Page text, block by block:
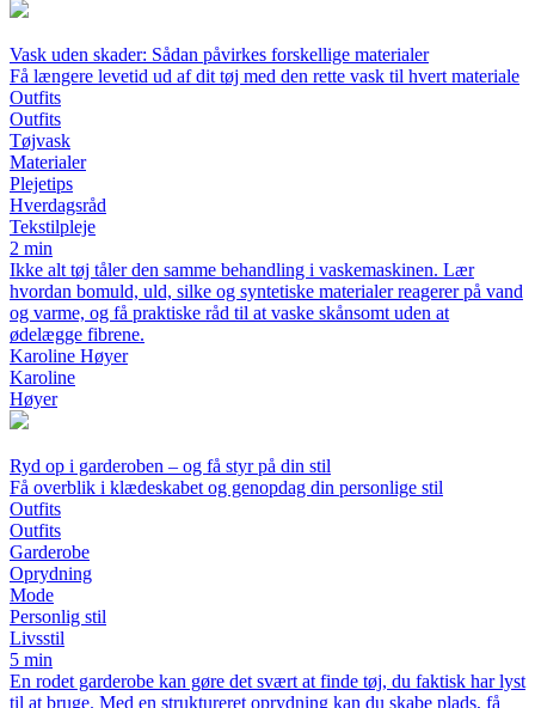
Vask uden skader: Sådan påvirkes forskellige materialer
Få længere levetid ud af dit tøj med den rette vask til hvert materiale
Outfits
Outfits
Tøjvask
Materialer
Plejetips
Hverdagsråd
Tekstilpleje
2 min
Ikke alt tøj tåler den samme behandling i vaskemaskinen. Lær
hvordan bomuld, uld, silke og syntetiske materialer reagerer på vand
og varme, og få praktiske råd til at vaske skånsomt uden at
ødelægge fibrene.
Karoline Høyer
Karoline
Høyer
Ryd op i garderoben – og få styr på din stil
Få overblik i klædeskabet og genopdag din personlige stil
Outfits
Outfits
Garderobe
Oprydning
Mode
Personlig stil
Livsstil
5 min
En rodet garderobe kan gøre det svært at finde tøj, du faktisk har lyst
til at bruge. Med en struktureret oprydning kan du skabe plads, få